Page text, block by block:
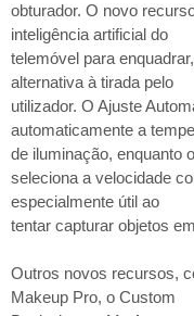
obturador. O novo
inteligência artificial do
telemóvel para
alternativa à tirada pelo
utilizador. O Ajuste
automaticamente a
de iluminação, enquanto
seleciona a velocidade
especialmente útil ao
tentar capturar objetos
Outros novos recursos,
Makeup Pro, o Custom